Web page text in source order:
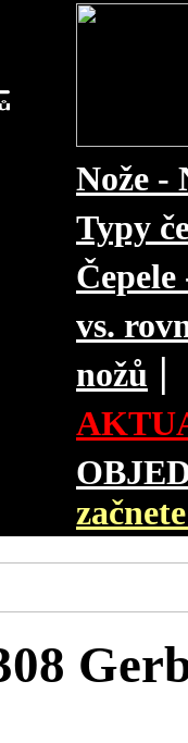
Nože -
Typy
vs.
nožů |